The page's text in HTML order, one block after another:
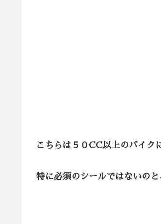
こちらは５０CC以上のバイク
特に必須のシールではないの